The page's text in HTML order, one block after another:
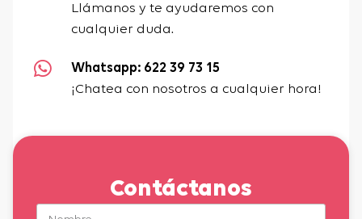
Llámanos y te ayudaremos con
cualquier duda.
Whatsapp: 622 39 73 15
¡Chatea con nosotros a cualquier hora!
Contáctanos